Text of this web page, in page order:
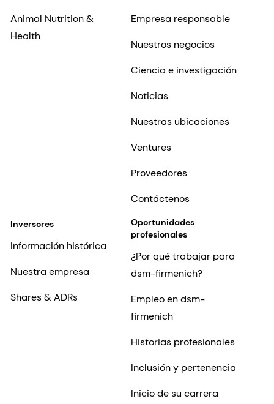
Animal Nutrition &
Health
Empresa responsable
Nuestros negocios
Ciencia e investigación
Noticias
Nuestras ubicaciones
Ventures
Proveedores
Contáctenos
Inversores
Información histórica
Nuestra empresa
Shares & ADRs
Oportunidades
profesionales
¿Por qué trabajar para
dsm-firmenich?
Empleo en dsm-
firmenich
Historias profesionales
Inclusión y pertenencia
Inicio de su carrera